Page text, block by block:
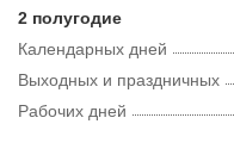
2 полугодие
Календарных дней
Рабочих дней
Выходных и праздничных